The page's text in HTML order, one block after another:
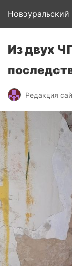
Новоуральский
Из двух
Редакция